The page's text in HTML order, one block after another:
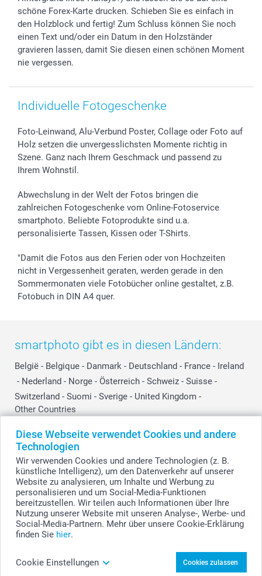
Diese Webseite verwendet Cookies und andere
Technologien
Wir verwenden Cookies und andere Technologien (z. B.
künstliche Intelligenz), um den Datenverkehr auf unserer
Website zu analysieren, um Inhalte und Werbung zu
personalisieren und um Social-Media-Funktionen
bereitzustellen. Wir teilen auch Informationen über Ihre
Nutzung unserer Website mit unseren Analyse-, Werbe- und
Social-Media-Partnern. Mehr über unsere Cookie-Erklärung
finden Sie hier.
Cookie Einstellungen Cookies zulassen
schöne Forex-Karte drucken. Schieben Sie es einfach in
den Holzblock und fertig! Zum Schluss können Sie noch
einen Text und/oder ein Datum in den Holzständer
gravieren lassen, damit Sie diesen einen schönen Moment
nie vergessen.
Individuelle Fotogeschenke
Foto-Leinwand, Alu-Verbund Poster, Collage oder Foto auf
Holz setzen die unvergesslichsten Momente richtig in
Szene. Ganz nach Ihrem Geschmack und passend zu
Ihrem Wohnstil.
Abwechslung in der Welt der Fotos bringen die
zahlreichen Fotogeschenke vom Online-Fotoservice
smartphoto. Beliebte Fotoprodukte sind u.a.
personalisierte Tassen, Kissen oder T-Shirts.
"Damit die Fotos aus den Ferien oder von Hochzeiten
nicht in Vergessenheit geraten, werden gerade in den
Sommermonaten viele Fotobücher online gestaltet, z.B.
Fotobuch in DIN A4 quer.
smartphoto gibt es in diesen Ländern:
België - Belgique - Danmark - Deutschland - France - Ireland
- Nederland - Norge - Österreich - Schweiz - Suisse -
Switzerland - Suomi - Sverige - United Kingdom -
Other Countries
© smartphoto Group. Alle Rechte vorbehalten.
Alle Preise verstehen sich in EURO (€) inkl. MwSt. und zzgl. Versandkosten.